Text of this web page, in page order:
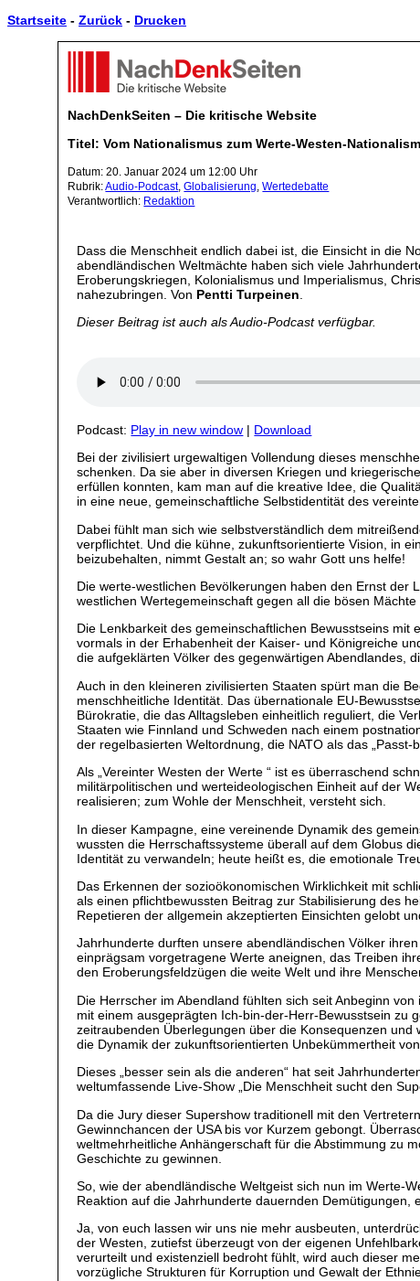
Startseite - Zurück - Drucken
NachDenkSeiten – Die kritische Website
Titel: Vom Nationalismus zum Werte-Westen-
Datum: 20. Januar 2024 um 12:00 Uhr
Rubrik:Audio-Podcast,Globalisierung,Wertedebatte
Verantwortlich: Redaktion
Dass die Menschheit endlich dabei ist, die Einsicht in die
abendländischen Weltmächte haben sich viele
Eroberungskriegen, Kolonialismus und Imperialismus,
nahezubringen. Von Pentti Turpeinen
Dieser Beitrag ist auch als Audio-Podcast verfügbar.
Podcast: Play in new window | Download
Bei der zivilisiert urgewaltigen Vollendung dieses
schenken. Da sie aber in diversen Kriegen und
erfüllen konnten, kam man auf die kreative Idee, die
in eine neue, gemeinschaftliche Selbstidentität des
Dabei fühlt man sich wie selbstverständlich dem
verpflichtet. Und die kühne, zukunftsorientierte Vision, in
beizubehalten, nimmt Gestalt an; so wahr Gott uns helfe!
Die werte-westlichen Bevölkerungen haben den Ernst
westlichen Wertegemeinschaft gegen all die bösen
Die Lenkbarkeit des gemeinschaftlichen Bewusstseins
vormals in der Erhabenheit der Kaiser- und Königreiche
die aufgeklärten Völker des gegenwärtigen Abendlandes,
Auch in den kleineren zivilisierten Staaten spürt man die
menschheitliche Identität. Das übernationale EU-
Bürokratie, die das Alltagsleben einheitlich reguliert, die
Staaten wie Finnland und Schweden nach einem
der regelbasierten Weltordnung, die NATO als das
Als „Vereinter Westen der Werte “ ist es überraschend
militärpolitischen und werteideologischen Einheit auf der
realisieren; zum Wohle der Menschheit, versteht sich.
In dieser Kampagne, eine vereinende Dynamik des
wussten die Herrschaftssysteme überall auf dem Globus
Identität zu verwandeln; heute heißt es, die emotionale
Das Erkennen der sozioökonomischen Wirklichkeit mit
als einen pflichtbewussten Beitrag zur Stabilisierung des
Repetieren der allgemein akzeptierten Einsichten gelobt
Jahrhunderte durften unsere abendländischen Völker
einprägsam vorgetragene Werte aneignen, das Treiben
den Eroberungsfeldzügen die weite Welt und ihre
Die Herrscher im Abendland fühlten sich seit Anbeginn
mit einem ausgeprägten Ich-bin-der-Herr-Bewusstsein zu
zeitraubenden Überlegungen über die Konsequenzen
die Dynamik der zukunftsorientierten Unbekümmertheit
Dieses „besser sein als die anderen“ hat seit
weltumfassende Live-Show „Die Menschheit sucht den
Da die Jury dieser Supershow traditionell mit den
Gewinnchancen der USA bis vor Kurzem gebongt.
weltmehrheitliche Anhängerschaft für die Abstimmung zu
Geschichte zu gewinnen.
So, wie der abendländische Weltgeist sich nun im Werte-
Reaktion auf die Jahrhunderte dauernden Demütigungen,
Ja, von euch lassen wir uns nie mehr ausbeuten,
der Westen, zutiefst überzeugt von der eigenen
verurteilt und existenziell bedroht fühlt, wird auch dieser
vorzügliche Strukturen für Korruption und Gewalt der